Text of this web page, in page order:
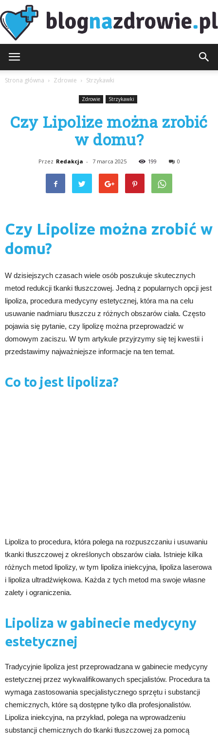
Strona główna Zdrowie Strzykawki
Zdrowie Strzykawki
Czy Lipolize można zrobić
w domu?
Przez Redakcja - 7 marca 2025 199 0
Czy Lipolize można zrobić w
domu?
W dzisiejszych czasach wiele osób poszukuje skutecznych
metod redukcji tkanki tłuszczowej. Jedną z popularnych opcji jest
lipoliza, procedura medycyny estetycznej, która ma na celu
usuwanie nadmiaru tłuszczu z różnych obszarów ciała. Często
pojawia się pytanie, czy lipolizę można przeprowadzić w
domowym zaciszu. W tym artykule przyjrzymy się tej kwestii i
przedstawimy najważniejsze informacje na ten temat.
Co to jest lipoliza?
Lipoliza to procedura, która polega na rozpuszczaniu i usuwaniu
tkanki tłuszczowej z określonych obszarów ciała. Istnieje kilka
różnych metod lipolizy, w tym lipoliza iniekcyjna, lipoliza laserowa
i lipoliza ultradźwiękowa. Każda z tych metod ma swoje własne
zalety i ograniczenia.
Lipoliza w gabinecie medycyny
estetycznej
Tradycyjnie lipoliza jest przeprowadzana w gabinecie medycyny
estetycznej przez wykwalifikowanych specjalistów. Procedura ta
wymaga zastosowania specjalistycznego sprzętu i substancji
chemicznych, które są dostępne tylko dla profesjonalistów.
Lipoliza iniekcyjna, na przykład, polega na wprowadzeniu
substancji chemicznych do tkanki tłuszczowej za pomocą